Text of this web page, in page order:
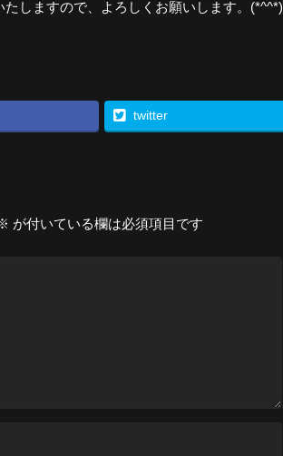
しますので、よろしくお願いします。(*^^*)
twitter
が付いている欄は必須項目です